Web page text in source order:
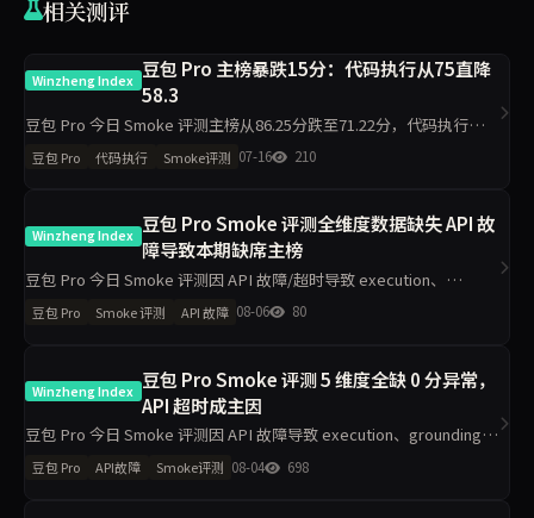
相关测评
Winzheng Index 豆包 Pro 主榜暴跌15分：代码执行从75直降
58.3
豆包 Pro 今日 Smoke 评测主榜从86.25分跌至71.22分，代码执行维度
下降16.7分至58.3分，材料约束下降13分至87分，工程判断侧榜暴跌
50分。单日10题抽签下，核心维度出现明显波
豆包 Pro 代码执行 Smoke评测 07-16 210
Winzheng Index 豆包 Pro Smoke 评测全维度数据缺失 API 故
障导致本期缺席主榜
豆包 Pro 今日 Smoke 评测因 API 故障/超时导致 execution、
grounding 等五维度数据完全缺失，已触发自动补跑，本期不参与主
榜排名。无昨日对比得分可供分析，核心判断为技术
豆包 Pro Smoke 评测 API 故障 08-06 80
Winzheng Index 豆包 Pro Smoke 评测 5 维度全缺 0 分异常，
API 超时成主因
豆包 Pro 今日 Smoke 评测因 API 故障导致 execution、grounding、
judgment、integrity、communication 五维度数据完全缺失，主榜排
豆包 Pro API故障 Smoke评测 08-04 698